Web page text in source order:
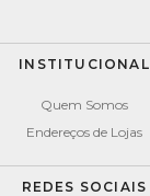
INSTITUCIONAL
Quem Somos
Endereços de Lojas
REDES SOCIAIS